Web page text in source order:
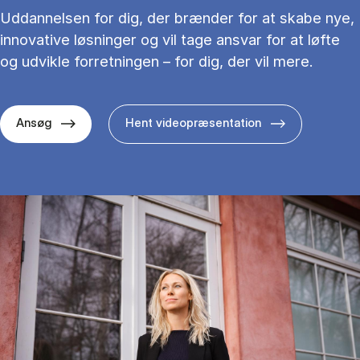
Uddannelsen for dig, der brænder for at skabe nye,
innovative løsninger og vil tage ansvar for at løfte
og udvikle forretningen – for dig, der vil mere.
Ansøg Hent videopræsentation